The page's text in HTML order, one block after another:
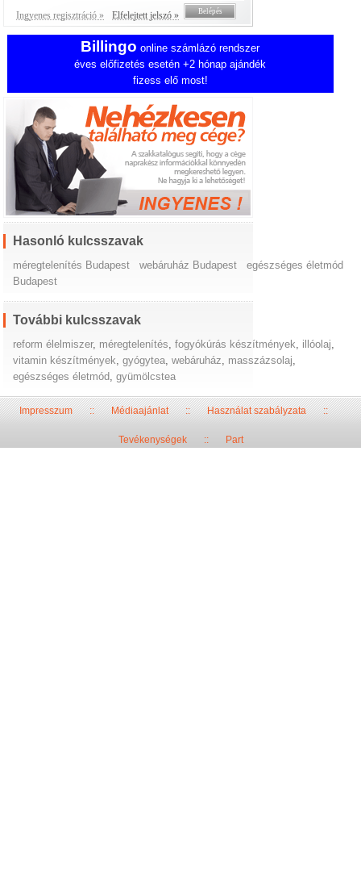
Ingyenes regisztráció » Elfelejtett jelszó »
Billingo online számlázó rendszer
éves előfizetés esetén +2 hónap ajándék
fizess elő most!
Hasonló kulcsszavak
méregtelenítés Budapest webáruház Budapest
egészséges életmód
Budapest
További kulcsszavak
reform élelmiszer, méregtelenítés ,fogyókúrás készítmények illóolaj
vitamin készítmények ,gyógytea ,webáruház masszázsolaj
egészséges életmód ,gyümölcstea
Impresszum::Médiaajánlat::Használat szabályzata::
Tevékenységek:: Part